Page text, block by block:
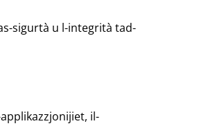
sigurtà u l-integrità tad-
il-